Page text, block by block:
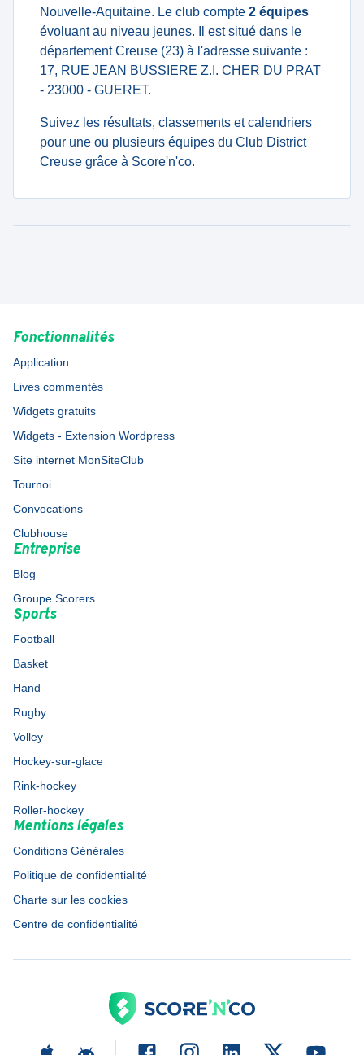
Nouvelle-Aquitaine. Le club compte 2 équipes
évoluant au niveau jeunes. Il est situé dans le
département Creuse (23) à l'adresse suivante :
17, RUE JEAN BUSSIERE Z.I. CHER DU PRAT
- 23000 - GUERET.
Suivez les résultats, classements et calendriers
pour une ou plusieurs équipes du Club District
Creuse grâce à Score'n'co.
Fonctionnalités
Application
Lives commentés
Widgets gratuits
Widgets - Extension Wordpress
Site internet MonSiteClub
Tournoi
Convocations
Clubhouse
Entreprise
Blog
Groupe Scorers
Sports
Football
Basket
Hand
Rugby
Volley
Hockey-sur-glace
Rink-hockey
Roller-hockey
Mentions légales
Conditions Générales
Politique de confidentialité
Charte sur les cookies
Centre de confidentialité